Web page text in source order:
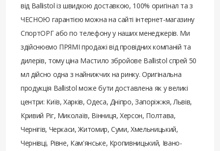
від Ballistol із швидкою доставкою, 100% оригінал та з
ЧЕСНОЮ гарантією можна на сайті інтернет-магазину
СпортОРГ або по телефону у наших менеджерів. Ми
здійснюємо ПРЯМІ продажі від провідних компаній та
дилерів, тому ціна Мастило збройове Ballistol спрей 50
мл дійсно одна з найнижчих на ринку. Оригінальна
продукція Ballistol може бути доставлена ​​як у великі
центри: Київ, Харків, Одеса, Дніпро, Запоріжжя, Львів,
Кривий Ріг, Миколаїв, Вінниця, Херсон, Полтава,
Чернігів, Черкаси, Житомир, Суми, Хмельницький,
Чернівці, Рівне, Кам'янське, Кропивницький, Івано-